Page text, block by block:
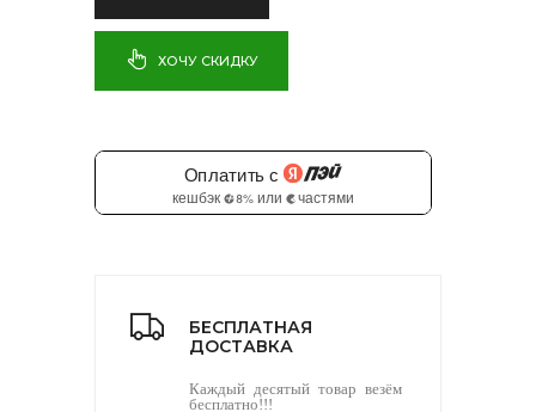
ХОЧУ СКИДКУ
БЕСПЛАТНАЯ
ДОСТАВКА
Каждый десятый товар везём
бесплатно!!!